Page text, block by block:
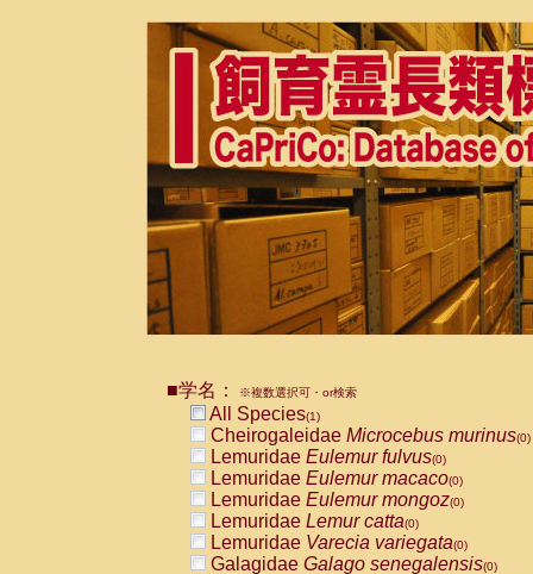
■学名： ※複数選択可・or検索
All Species(1)
Cheirogaleidae Microcebus murinus(0)
Lemuridae Eulemur fulvus(0)
Lemuridae Eulemur macaco(0)
Lemuridae Eulemur mongoz(0)
Lemuridae Lemur catta(0)
Lemuridae Varecia variegata(0)
Galagidae Galago senegalensis(0)